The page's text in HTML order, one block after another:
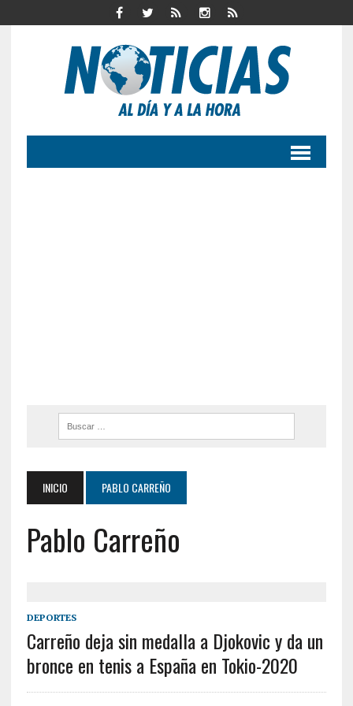
INICIO PABLO CARREÑO
Pablo Carreño
DEPORTES
Carreño deja sin medalla a Djokovic y da un
bronce en tenis a España en Tokio-2020